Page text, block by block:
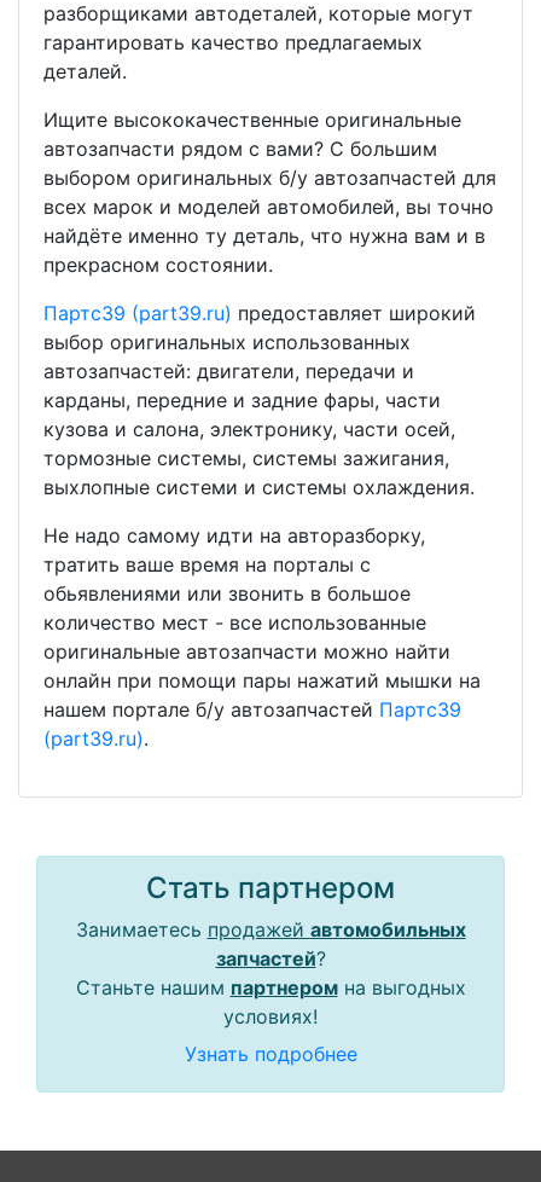
разборщиками автодеталей, которые могут
гарантировать качество предлагаемых
деталей.
Ищите высококачественные оригинальные
автозапчасти рядом с вами? С большим
выбором оригинальных б/у автозапчастей для
всех марок и моделей автомобилей, вы точно
найдёте именно ту деталь, что нужна вам и в
прекрасном состоянии.
Партс39 (part39.ru) предоставляет широкий
выбор оригинальных использованных
автозапчастей: двигатели, передачи и
карданы, передние и задние фары, части
кузова и салона, электронику, части осей,
тормозные системы, системы зажигания,
выхлопные системи и системы охлаждения.
Не надо самому идти на авторазборку,
тратить ваше время на порталы с
обьявлениями или звонить в большое
количество мест - все использованные
оригинальные автозапчасти можно найти
онлайн при помощи пары нажатий мышки на
нашем портале б/у автозапчастей Партс39
(part39.ru).
Стать партнером
Занимаетесь продажей автомобильных
запчастей?
Станьте нашим партнеромна выгодных
условиях!
Узнать подробнее